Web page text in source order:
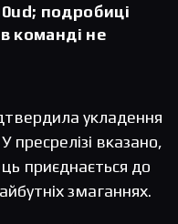
подробиці
в команді не
укладення
вказано,
приєднається до
змаганнях.